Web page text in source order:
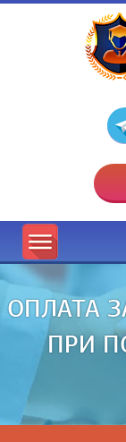
ОПЛАТА
ПРИ